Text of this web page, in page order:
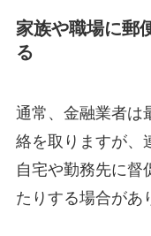
家族や職場に郵
る
通常、金融業者は
絡を取りますが、
自宅や勤務先に督
たりする場合があ